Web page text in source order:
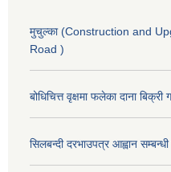
मुचुल्का (Construction and
Road )
बोधिचित्त वृक्षमा फलेका दाना
सिलबन्दी दरभाउपत्र आह्वान